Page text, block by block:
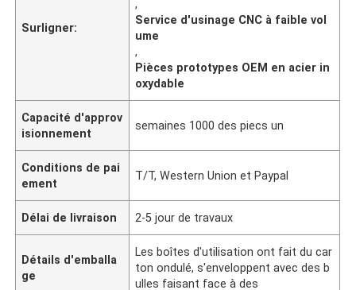
Surligner:
,
Service d'usinage CNC à faible vol
ume
,
Pièces prototypes OEM en acier in
oxydable
Capacité d'approv
isionnement
semaines 1000 des piecs un
Conditions de pai
ement
T/T, Western Union et Paypal
Délai de livraison 2-5 jour de travaux
Détails d'emballa
ge
Les boîtes d'utilisation ont fait du car
ton ondulé, s'enveloppent avec des b
ulles faisant face à des